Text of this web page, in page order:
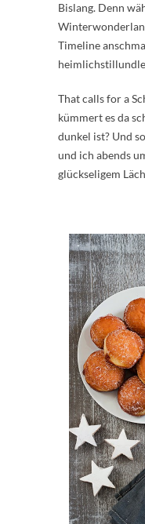
Bislang. Denn
Timeline
That calls for a
kümmert es da
dunkel ist? Und
und ich abends
glückseligem